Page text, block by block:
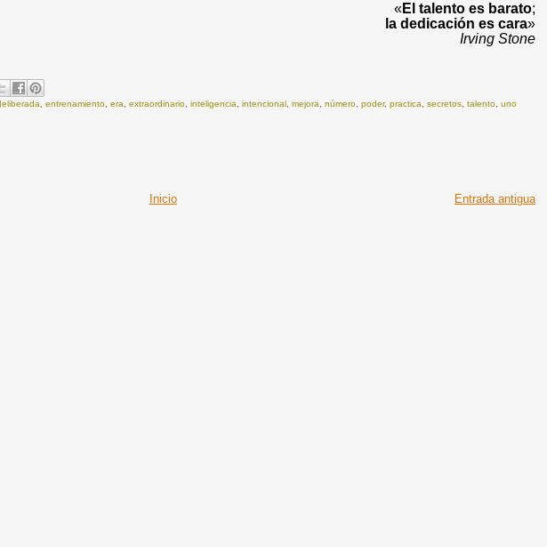
«El talento es barato;
la dedicación es cara»
Irving Stone
,entrenamiento ,era ,extraordinario ,inteligencia ,intencional ,mejora ,número ,poder,practica ,secretos ,talento ,uno
Entrada antigua
Inicio